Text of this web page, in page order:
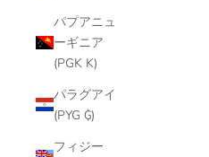
パプアニュ
ーギニア
(PGK K)
パラグアイ
(PYG ₲)
フィジー